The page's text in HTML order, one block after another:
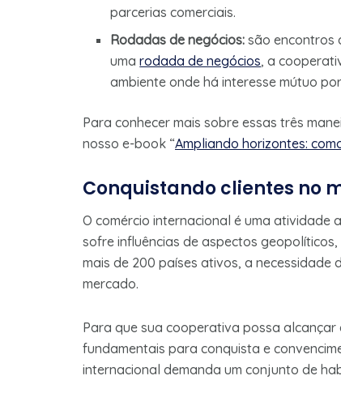
parcerias comerciais.
Rodadas de negócios:são encontros
umarodada de negócios, a
ambiente onde há interesse mútuo
Para conhecer mais sobre essas três
nosso e-book “Ampliando horizontes:
Conquistando clientes no
O comércio internacional é uma atividade
sofre influências de aspectos
mais de 200 países ativos, a necessidade
mercado.
Para que sua cooperativa possa
fundamentais para conquista e
internacional demanda um conjunto de